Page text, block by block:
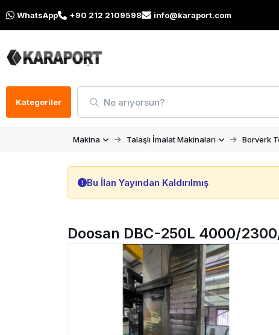
WhatsApp +90 212 2109598 info@karaport.com
Kategoriler Ne arıyorsun?
Makina Talaşlı İmalat Makinaları Borverk
Bu İlan Yayından Kaldırılmış
Doosan DBC-250L 4000/